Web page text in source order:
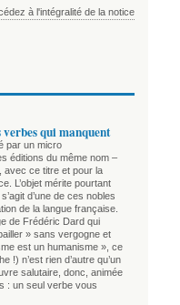
à l'intégralité de la notice
qui manquent
par un micro
éditions du même nom –
avec ce titre et pour la
L’objet mérite pourtant
d’une de ces nobles
de la langue française.
de Frédéric Dard qui
» sans vergogne et
est un humanisme », ce
!) n’est rien d’autre qu’un
salutaire, donc, animée
: un seul verbe vous